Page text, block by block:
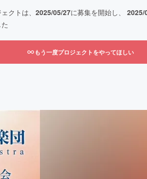
クトは、 2025/05/27に募集を開始し、 2025/
もう一度プロジェクトをやってほしい